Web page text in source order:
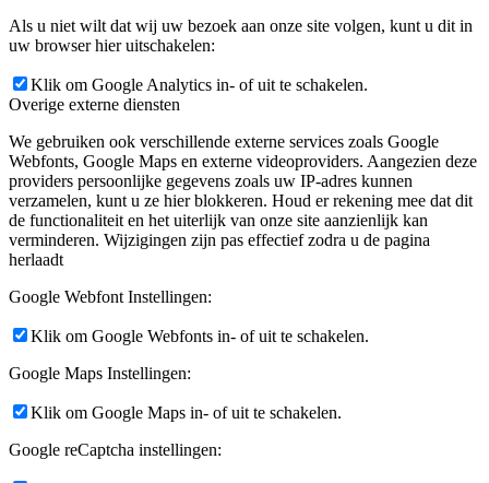
Als u niet wilt dat wij uw bezoek aan onze site volgen, kunt u dit in
uw browser hier uitschakelen:
Klik om Google Analytics in- of uit te schakelen.
Overige externe diensten
We gebruiken ook verschillende externe services zoals Google
Webfonts, Google Maps en externe videoproviders. Aangezien deze
providers persoonlijke gegevens zoals uw IP-adres kunnen
verzamelen, kunt u ze hier blokkeren. Houd er rekening mee dat dit
de functionaliteit en het uiterlijk van onze site aanzienlijk kan
verminderen. Wijzigingen zijn pas effectief zodra u de pagina
herlaadt
Google Webfont Instellingen:
Klik om Google Webfonts in- of uit te schakelen.
Google Maps Instellingen:
Klik om Google Maps in- of uit te schakelen.
Google reCaptcha instellingen: